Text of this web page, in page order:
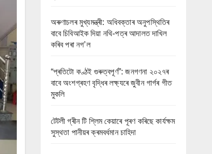
অৰুণাচলৰ মুখ্যমন্ত্ৰী: অধিবক্তাৰ অনুপস্থিতিৰ
বাবে চিবিআইক দিয়া নথি-পত্ৰ আদালত দাখিল
কৰিব পৰা নগ’ল
“প্ৰতিটো কণ্ঠই গুৰুত্বপূৰ্ণ”: জনগণনা ২০২৭ৰ
বাবে অংশগ্ৰহণ বৃদ্ধিৰ লক্ষ্যৰে জুবীন গাৰ্গৰ গীত
মুকলি
টেটলী গ্ৰীন টি শ্লিম কেয়াৰে পূৰণ কৰিছে কাৰ্যক্ষম
সুস্থতা পানীয়ৰ ক্ৰমবৰ্ধমান চাহিদা